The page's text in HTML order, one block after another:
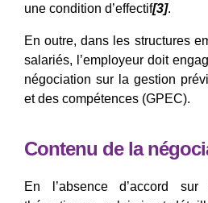
une condition d’effectif[3].
En outre, dans les structures
salariés, l’employeur doit
négociation sur la gestion
et des compétences (GPEC).
Contenu de la
En l’absence d’accord